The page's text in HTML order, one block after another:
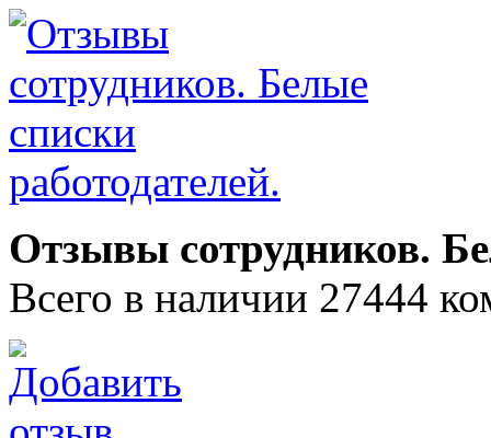
Отзывы сотрудников.
Всего в наличии 27444